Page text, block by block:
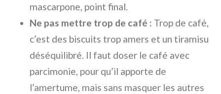
mascarpone, point final.
Ne pas mettre trop de café : Trop de café,
c’est des biscuits trop amers et un tiramisu
déséquilibré. Il faut doser le café avec
parcimonie, pour qu’il apporte de
l’amertume, mais sans masquer les autres